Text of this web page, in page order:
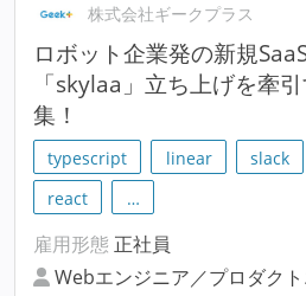
株式会社ギークプラス
ロボット企業発の新規
「skylaa」立ち上げを牽
集！
typescript linear slack
react
…
雇用形態 正社員
Webエンジニア／プロダク